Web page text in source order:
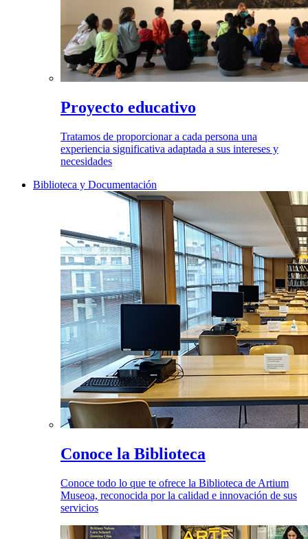
Proyecto educativo
Tratamos de proporcionar a cada persona una
experiencia significativa adaptada a sus intereses y
necesidades
Biblioteca y Documentación
Conoce la Biblioteca
Conoce todo lo que te ofrece la Biblioteca de Artium
Museoa, reconocida por la calidad e innovación de sus
servicios